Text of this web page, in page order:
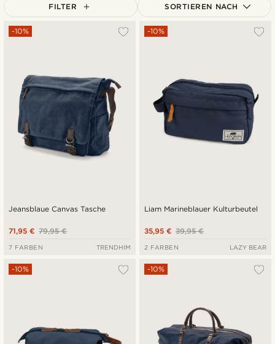
FILTER SORTIEREN NACH
Am Beliebtesten
Höchster Preis
Jeansblaue Canvas Tasche
-10%
79,95 €
71,95 €
7 FARBEN TRENDHIM
Liam Marineblauer Kulturbeutel
-10%
39,95 €
35,95 €
2 FARBEN LAZY BEAR
-10% -10%